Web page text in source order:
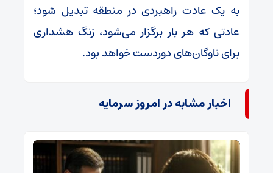
به یک عادت راهبردی در منطقه تبدیل شود؛
عادتی که هر بار برگزار می‌شود، زنگ هشداری
برای ناوگان‌های دوردست خواهد بود.
اخبار مشابه در امروز سرمایه